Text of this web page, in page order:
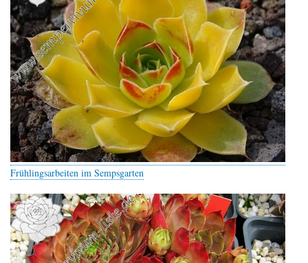
Frühlingsarbeiten im Sempsgarten